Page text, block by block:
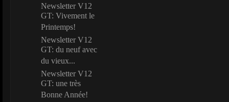
Newsletter V12
GT: Vivement le
Printemps!
Newsletter V12
GT: du neuf avec
du vieux...
Newsletter V12
GT: une très
Bonne Année!